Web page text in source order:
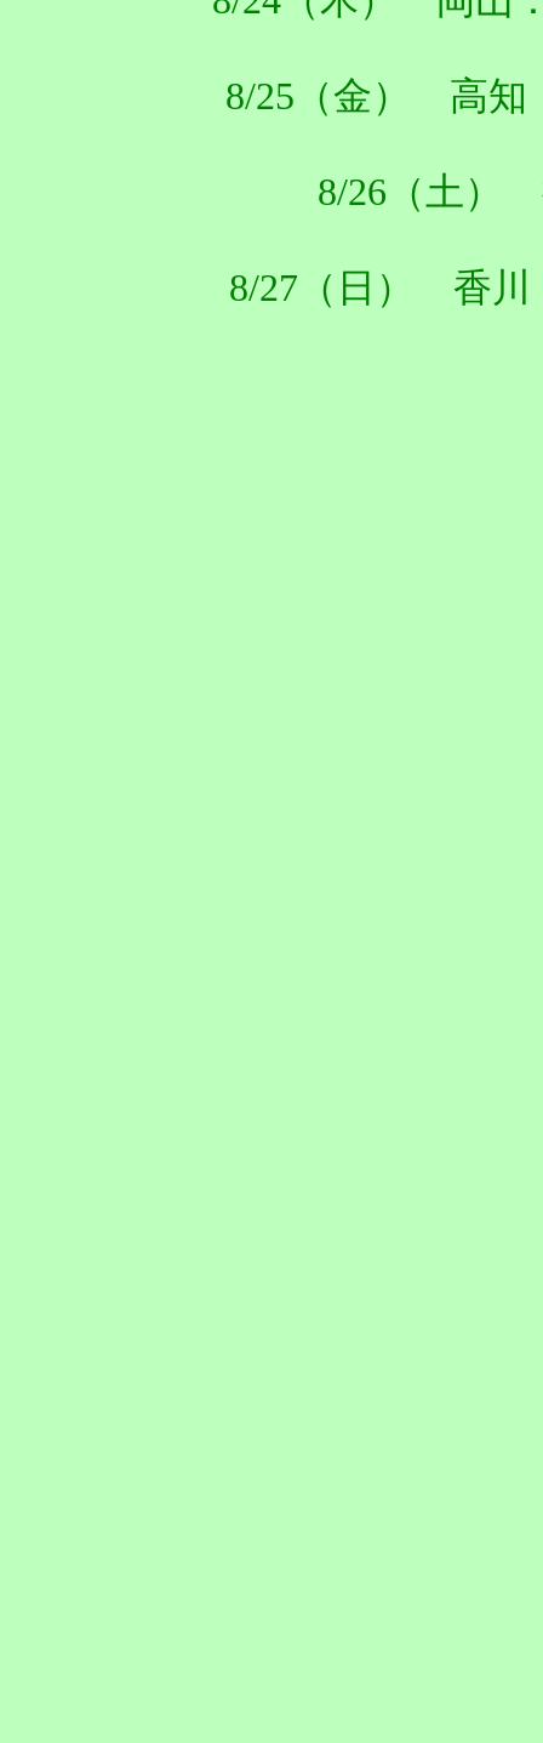
8/25（金） 高知
8/26（土）
8/27（日） 香川